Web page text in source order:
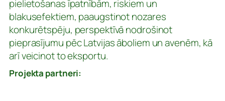
pielietošanas īpatnībām, riskiem un
blakusefektiem, paaugstinot nozares
konkurētspēju, perspektīvā nodrošinot
pieprasījumu pēc Latvijas āboliem un avenēm, kā
arī veicinot to eksportu.
Projekta partneri: